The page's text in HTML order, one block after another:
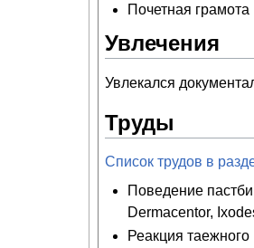
Почетная
Увлечения
Увлекался
Труды
Список трудов в
Поведение
Dermacentor,
Реакция